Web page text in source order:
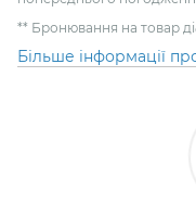
** Бронювання на товар
Більше інформації